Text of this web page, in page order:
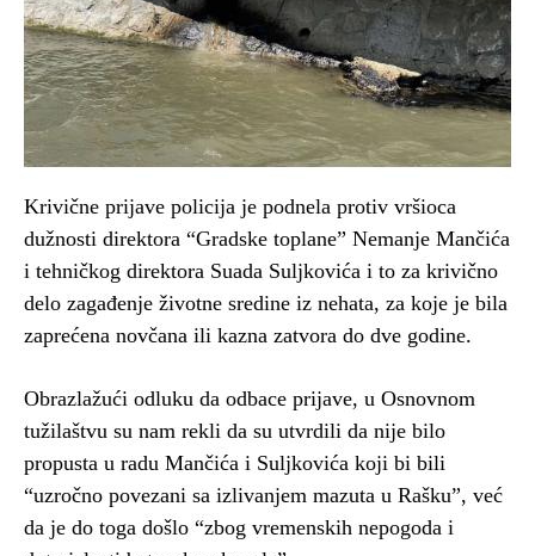
Krivične prijave policija je podnela protiv vršioca
dužnosti direktora “Gradske toplane” Nemanje Mančića
i tehničkog direktora Suada Suljkovića i to za krivično
delo zagađenje životne sredine iz nehata, za koje je bila
zaprećena novčana ili kazna zatvora do dve godine.
Obrazlažući odluku da odbace prijave, u Osnovnom
tužilaštvu su nam rekli da su utvrdili da nije bilo
propusta u radu Mančića i Suljkovića koji bi bili
“uzročno povezani sa izlivanjem mazuta u Rašku”, već
da je do toga došlo “zbog vremenskih nepogoda i